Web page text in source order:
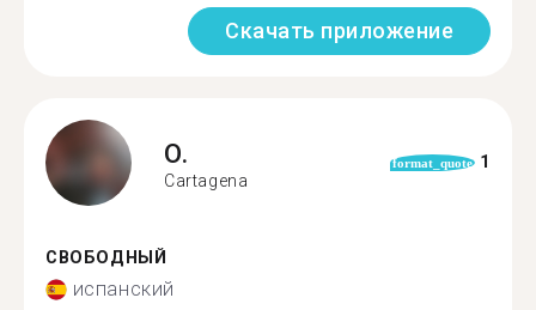
Скачать приложение
O.
Cartagena
format_quote 1
СВОБОДНЫЙ
испанский